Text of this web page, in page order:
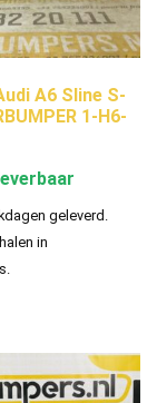
A6 Sline S-
1-H6-
geleverd.
in